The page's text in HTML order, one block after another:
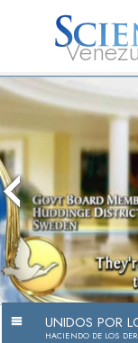
L. Ronald
Hubbard
UNIDOS POR
HACIENDO DE LOS